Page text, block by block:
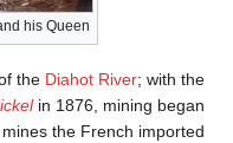
his Queen
of theDiahot River ; with the
in 1876, mining began
mines the French imported